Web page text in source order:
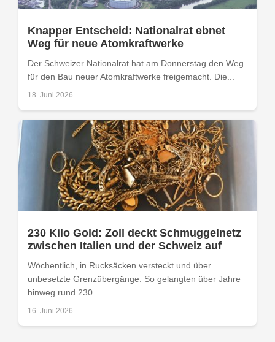
Knapper Entscheid: Nationalrat ebnet
Weg für neue Atomkraftwerke
Der Schweizer Nationalrat hat am Donnerstag den Weg
für den Bau neuer Atomkraftwerke freigemacht. Die...
18. Juni 2026
230 Kilo Gold: Zoll deckt Schmuggelnetz
zwischen Italien und der Schweiz auf
Wöchentlich, in Rucksäcken versteckt und über
unbesetzte Grenzübergänge: So gelangten über Jahre
hinweg rund 230...
16. Juni 2026